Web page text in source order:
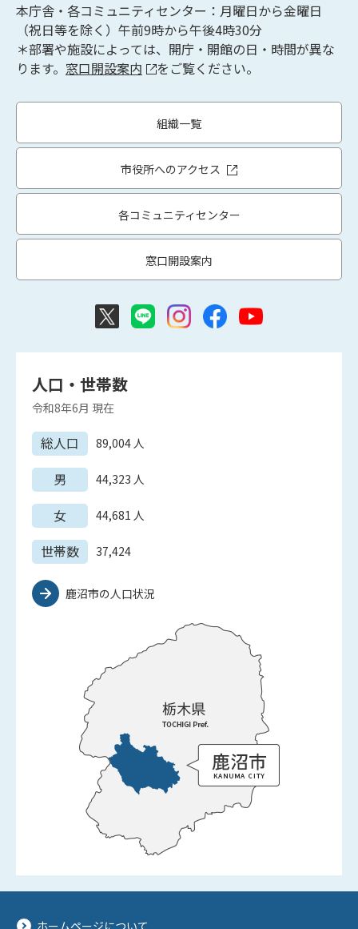
本庁舎・各コミュニティセンター：月曜日から金曜日
（祝日等を除く）午前9時から午後4時30分
＊部署や施設によっては、開庁・開館の日・時間が異な
ります。 窓口開設案内 をご覧ください。
組織一覧
市役所へのアクセス
各コミュニティセンター
窓口開設案内
人口・世帯数
令和8年6月 現在
総人口 89,004人
男 44,323 人
女 44,681 人
世帯数 37,424
鹿沼市の人口状況
ホームページについて